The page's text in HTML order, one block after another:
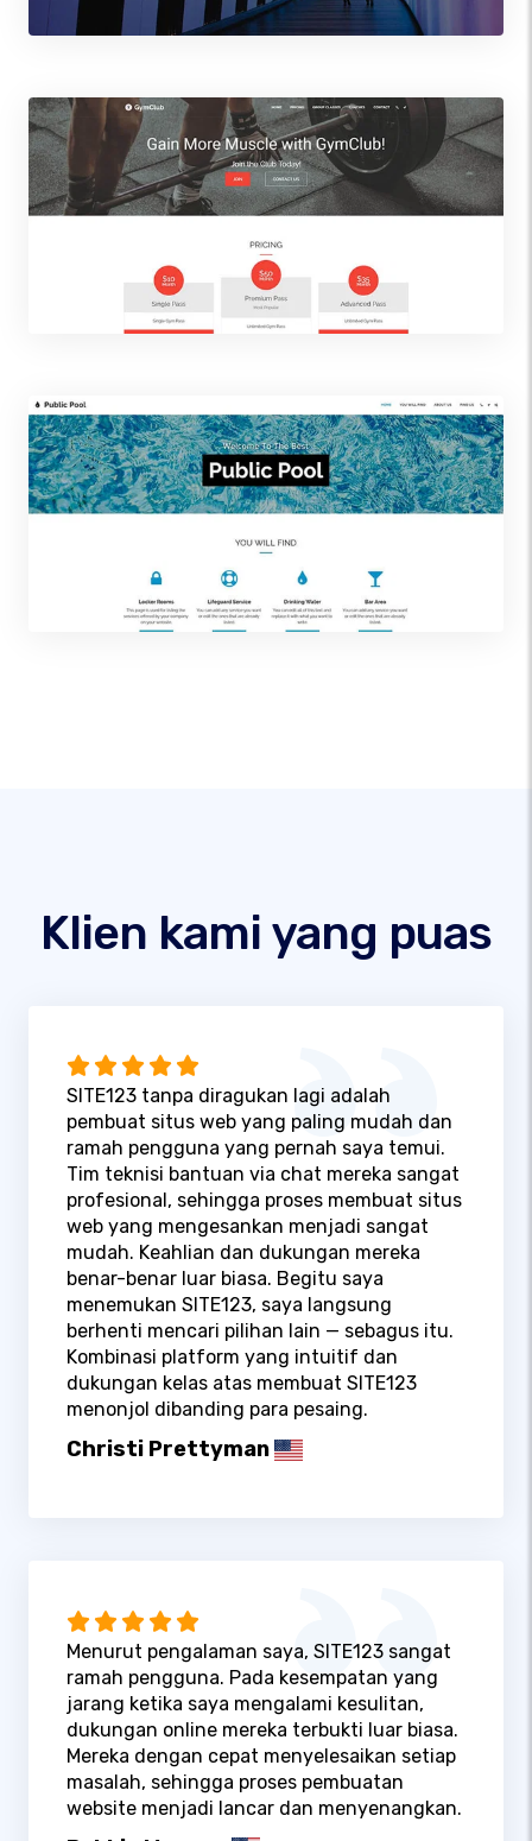
Klien kami yang puas
SITE123 tanpa diragukan lagi adalah
pembuat situs web yang paling mudah dan
ramah pengguna yang pernah saya temui.
Tim teknisi bantuan via chat mereka sangat
profesional, sehingga proses membuat situs
web yang mengesankan menjadi sangat
mudah. Keahlian dan dukungan mereka
benar-benar luar biasa. Begitu saya
menemukan SITE123, saya langsung
berhenti mencari pilihan lain — sebagus itu.
Kombinasi platform yang intuitif dan
dukungan kelas atas membuat SITE123
menonjol dibanding para pesaing.
Christi Prettyman
Menurut pengalaman saya, SITE123 sangat
ramah pengguna. Pada kesempatan yang
jarang ketika saya mengalami kesulitan,
dukungan online mereka terbukti luar biasa.
Mereka dengan cepat menyelesaikan setiap
masalah, sehingga proses pembuatan
website menjadi lancar dan menyenangkan.